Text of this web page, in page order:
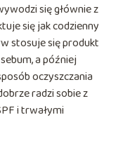
się głównie z
się jak codzienny
stosuje się produkt
a później
oczyszczania
radzi sobie z
i trwałymi